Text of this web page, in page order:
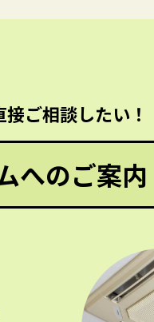
ご相談したい！
へのご案内